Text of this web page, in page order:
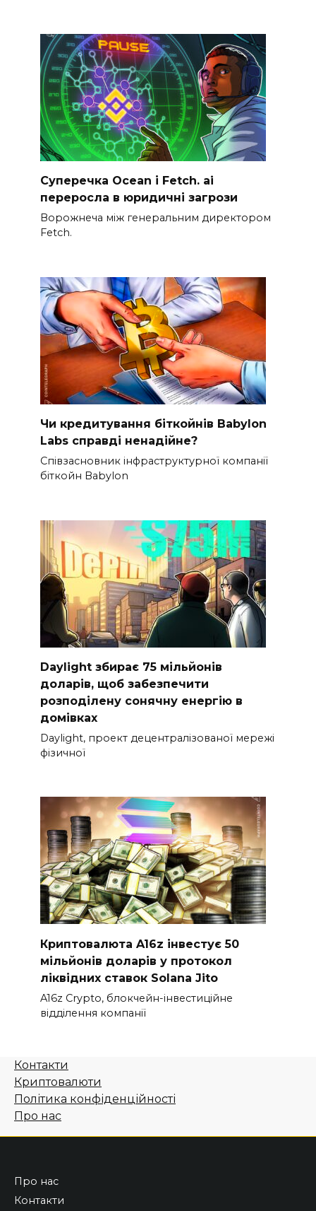
Суперечка Ocean і Fetch. ai
переросла в юридичні загрози
Ворожнеча між генеральним директором
Fetch.
Чи кредитування біткойнів Babylon
Labs справді ненадійне?
Співзасновник інфраструктурної компанії
біткойн Babylon
Daylight збирає 75 мільйонів
доларів, щоб забезпечити
розподілену сонячну енергію в
домівках
Daylight, проект децентралізованої мережі
фізичної
Криптовалюта A16z інвестує 50
мільйонів доларів у протокол
ліквідних ставок Solana Jito
A16z Crypto, блокчейн-інвестиційне
відділення компанії
Контакти
Криптовалюти
Політика конфіденційності
Про нас
Про нас
Контакти